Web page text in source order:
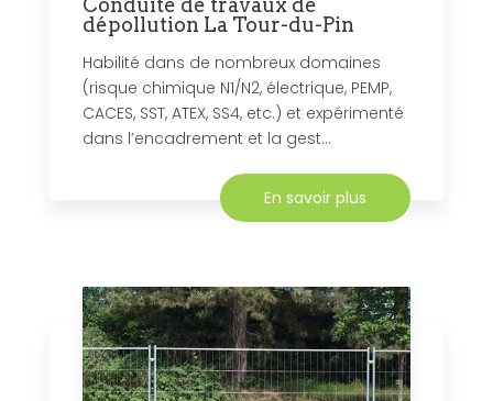
Conduite de travaux de
dépollution La Tour-du-Pin
Habilité dans de nombreux domaines
(risque chimique N1/N2, électrique, PEMP,
CACES, SST, ATEX, SS4, etc.) et expérimenté
dans l’encadrement et la gest...
En savoir plus